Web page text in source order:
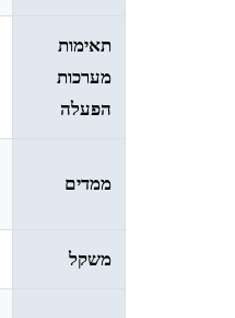
תאימות
מערכות
הפעלה
ממדים
משקל